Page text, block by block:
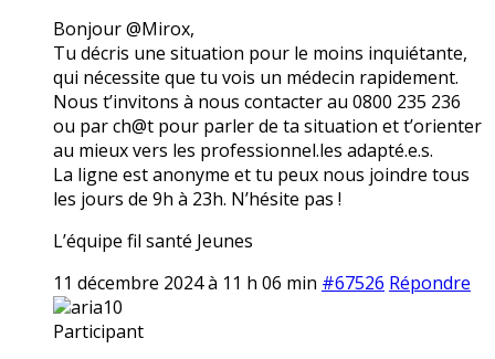
Bonjour @Mirox,
Tu décris une situation pour le moins inquiétante,
qui nécessite que tu vois un médecin rapidement.
Nous t’invitons à nous contacter au 0800 235 236
ou par ch@t pour parler de ta situation et t’orienter
au mieux vers les professionnel.les adapté.e.s.
La ligne est anonyme et tu peux nous joindre tous
les jours de 9h à 23h. N’hésite pas !
L’équipe fil santé Jeunes
11 décembre 2024 à 11 h 06 min #67526 Répondre
aria10
Participant